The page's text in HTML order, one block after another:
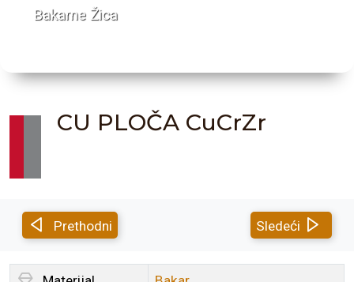
Bakarne Žica
CU PLOČA CuCrZr
Prethodni Sledeći